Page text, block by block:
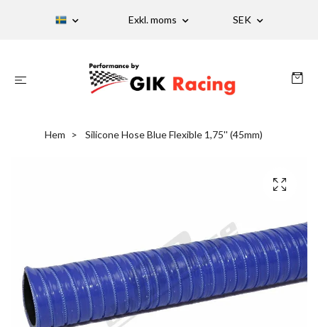
Exkl. moms SEK
Hem Silicone Hose Blue Flexible 1,75'' (45mm)